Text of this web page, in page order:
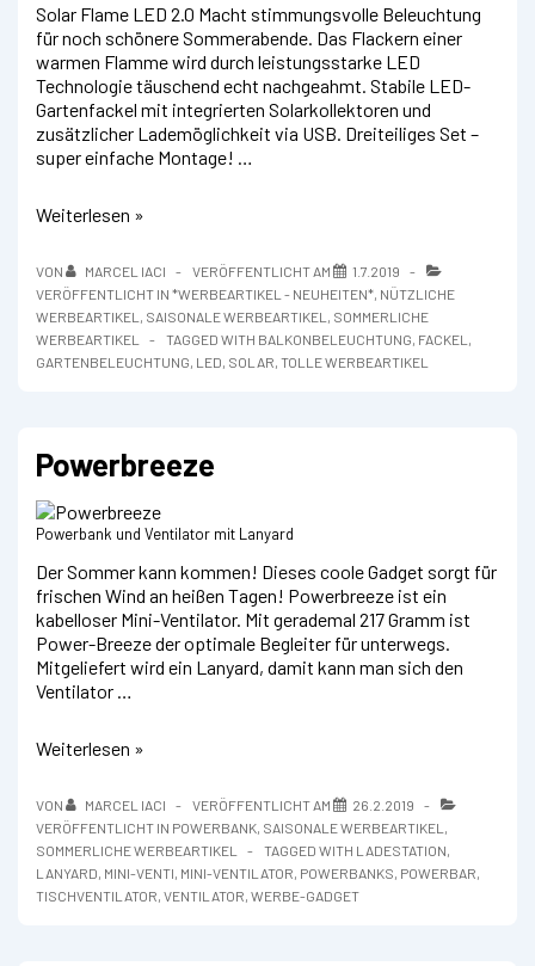
Solar Flame LED 2.0 Macht stimmungsvolle Beleuchtung
für noch schönere Sommerabende. Das Flackern einer
warmen Flamme wird durch leistungsstarke LED
Technologie täuschend echt nachgeahmt. Stabile LED-
Gartenfackel mit integrierten Solarkollektoren und
zusätzlicher Lademöglichkeit via USB. Dreiteiliges Set –
super einfache Montage! …
LED
Weiterlesen »
VON MARCEL IACI VERÖFFENTLICHT AM
1.7.2019
VERÖFFENTLICHT IN *WERBEARTIKEL - NEUHEITEN*, NÜTZLICHE
WERBEARTIKEL , SAISONALE WERBEARTIKEL , SOMMERLICHE
WERBEARTIKEL
TAGGED WITH BALKONBELEUCHTUNG, FACKEL ,
GARTENBELEUCHTUNG, LED, SOLAR, TOLLE WERBEARTIKEL
Powerbreeze
Powerbank und Ventilator mit Lanyard
Der Sommer kann kommen! Dieses coole Gadget sorgt für
frischen Wind an heißen Tagen! Powerbreeze ist ein
kabelloser Mini-Ventilator. Mit gerademal 217 Gramm ist
Power-Breeze der optimale Begleiter für unterwegs.
Mitgeliefert wird ein Lanyard, damit kann man sich den
Ventilator …
Powerbreeze
Weiterlesen »
VON MARCEL IACI VERÖFFENTLICHT AM
26.2.2019
VERÖFFENTLICHT IN POWERBANK, SAISONALE WERBEARTIKEL ,
SOMMERLICHE WERBEARTIKEL
TAGGED WITH LADESTATION,
LANYARD, MINI-VENTI, MINI-VENTILATOR, POWERBANKS, POWERBAR,
TISCHVENTILATOR, VENTILATOR, WERBE-GADGET